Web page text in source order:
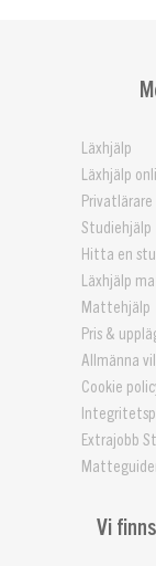
Läxhjälp
Läxhjälp
Privatlärare
Studiehjälp
Hitta en
Läxhjälp
Mattehjälp
Pris &
Allmänna
Cookie
Extrajobb
Vi